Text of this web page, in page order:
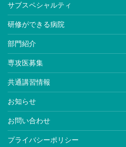
サブスペシャルティ
研修ができる病院
部門紹介
専攻医募集
共通講習情報
お知らせ
お問い合わせ
プライバシーポリシー